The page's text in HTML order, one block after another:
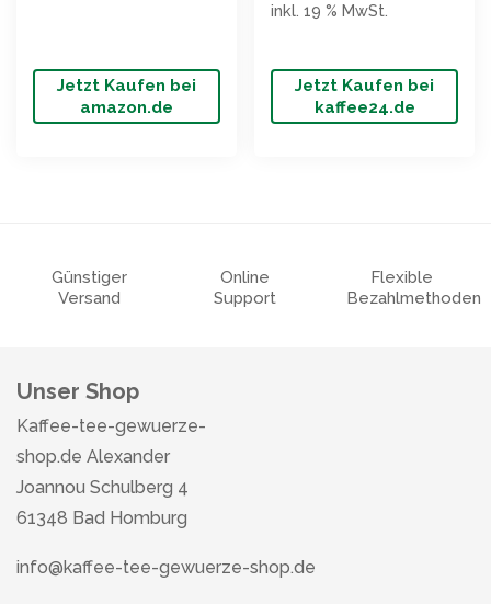
Jetzt Kaufen bei
amazon.de
Jetzt Kaufen bei
kaffee24.de
inkl. 19 % MwSt.
Günstiger
Versand
Online
Support
Flexible
Bezahlmethoden
Unser Shop
Kaffee-tee-gewuerze-
shop.de Alexander
Joannou Schulberg 4
61348 Bad Homburg
info@kaffee-tee-gewuerze-shop.de